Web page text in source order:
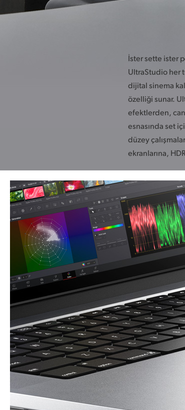
İster sette ister
UltraStudio her
dijital sinema
özelliği sunar.
efektlerden,
esnasında set
düzey
ekranlarına,